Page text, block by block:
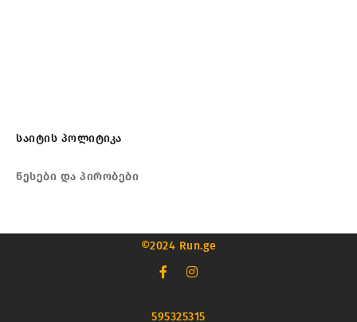
საიტის პოლიტიკა
წესები და პირობები
©2024 Run.ge
595325315